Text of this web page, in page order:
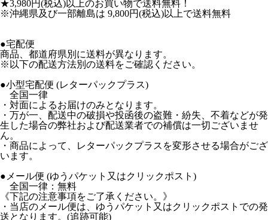
★3,980円(税込)以上のお買い物で送料無料！
※沖縄県及び一部離島は 9,800円(税込)以上で送料無料
●宅配便
商品、都道府県別に送料が異なります。
※以下の配送方法別の送料をご確認ください。
●小型宅配便 (レターパックプラス)
全国一律
・対面によるお届けのみとなります。
・万が一、配送中の破損や投函後の盗難・紛失、不着などが発
生した場合の弊社および配送業者での補償は一切ございませ
ん。
・商品によって、レターパックプラスを変形させる場合がござ
います。
●メール便 (ゆうパケット又はクリックポスト)
全国一律：無料
《下記の注意事項をご了承ください。》
・当店のメール便は、ゆうパケット又はクリックポストでの発
送となります。(追跡可能)